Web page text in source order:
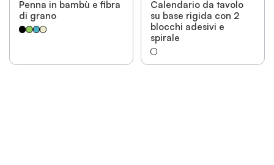
Penna in bambù e fibra
di grano
Calendario da tavolo
su base rigida con 2
blocchi adesivi e
spirale